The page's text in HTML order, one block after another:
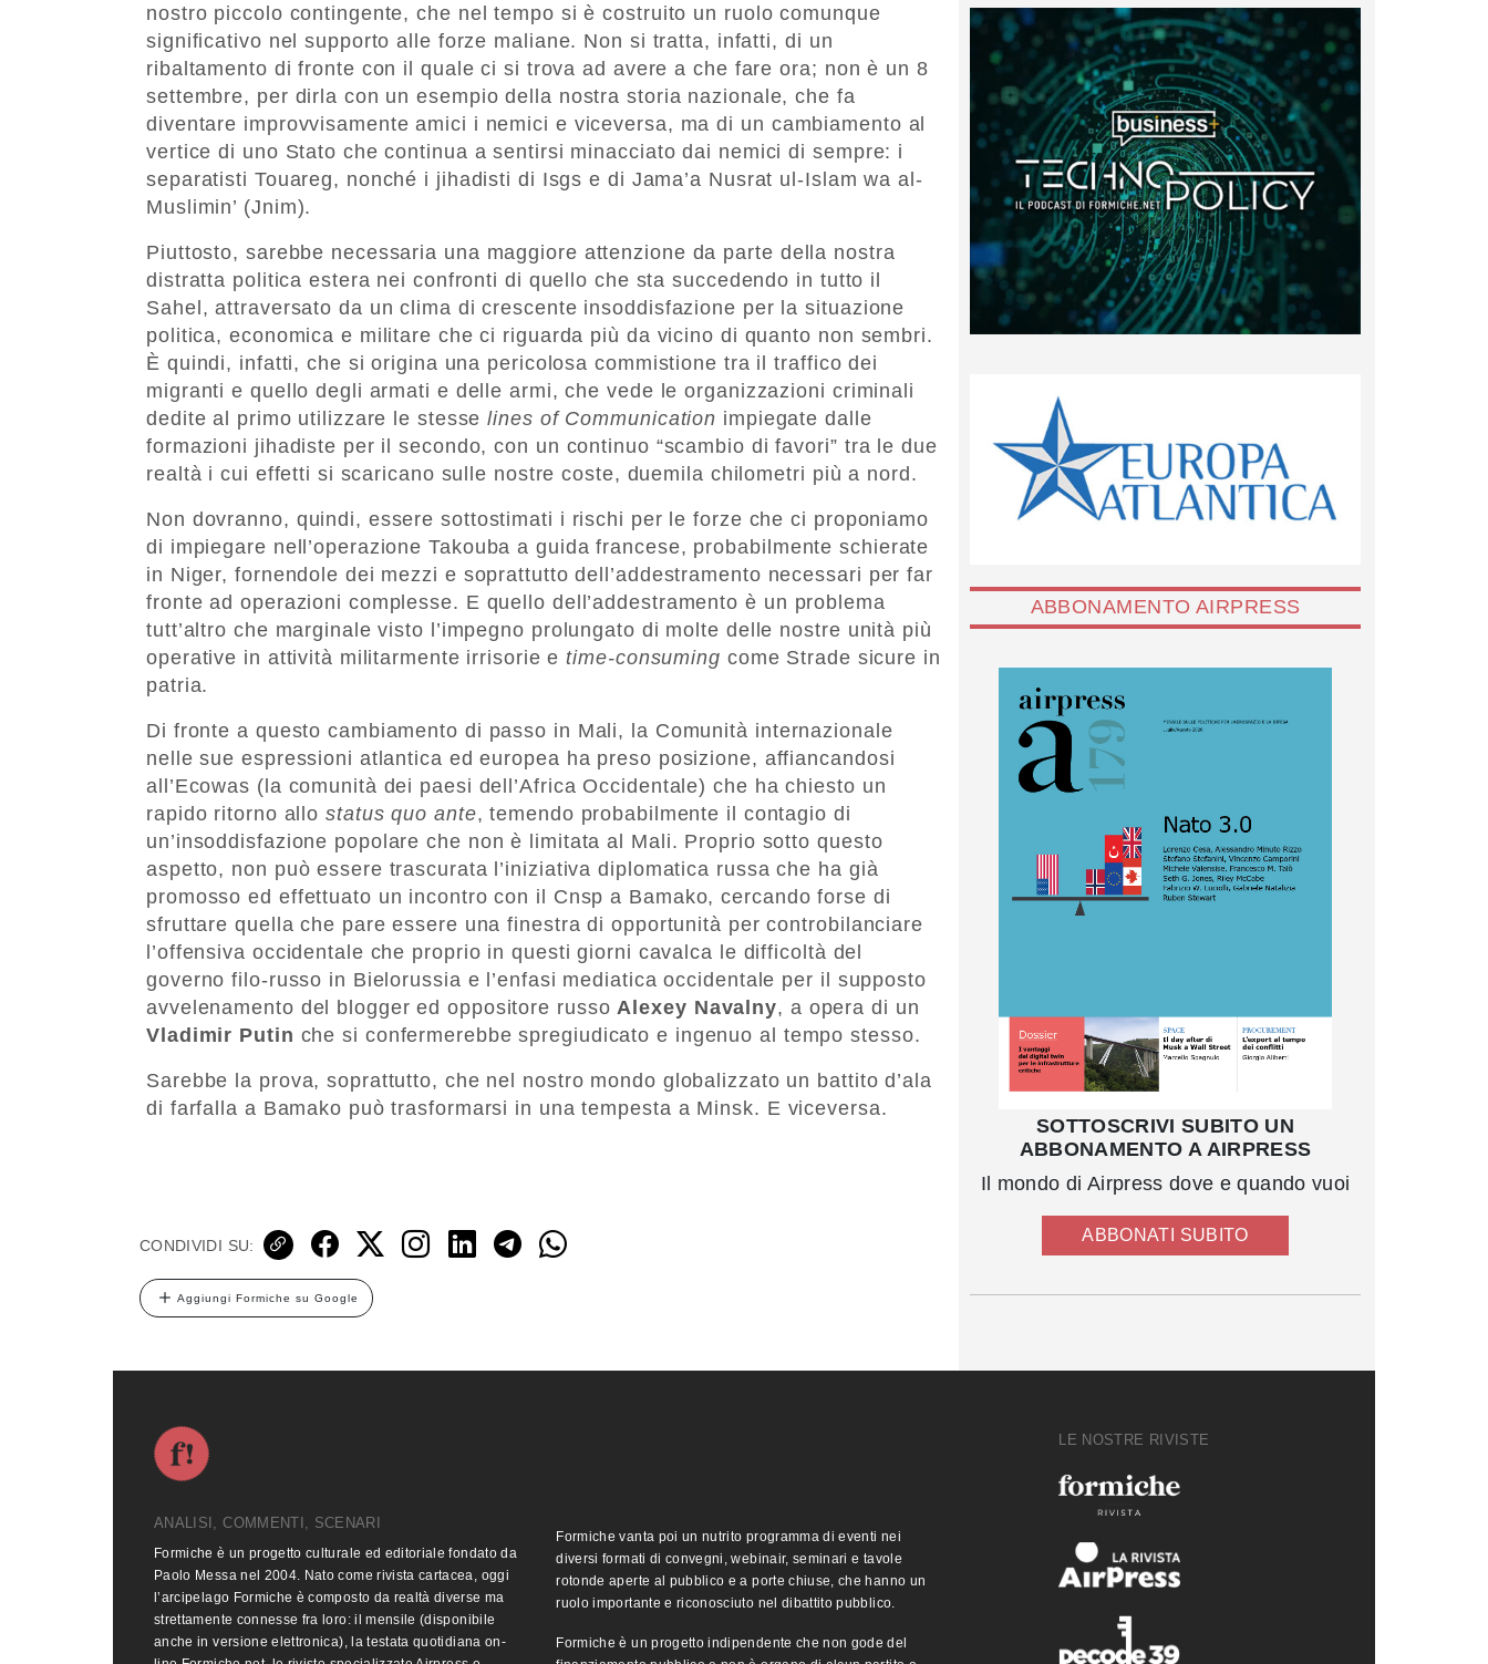
nostro piccolo contingente, che nel tempo si è costruito un ruolo comunque
significativo nel supporto alle forze maliane. Non si tratta, infatti, di un
ribaltamento di fronte con il quale ci si trova ad avere a che fare ora; non è un 8
settembre, per dirla con un esempio della nostra storia nazionale, che fa
diventare improvvisamente amici i nemici e viceversa, ma di un cambiamento al
vertice di uno Stato che continua a sentirsi minacciato dai nemici di sempre: i
separatisti Touareg, nonché i jihadisti di Isgs e di Jama’a Nusrat ul-Islam wa al-
Muslimin’ (Jnim).
Piuttosto, sarebbe necessaria una maggiore attenzione da parte della nostra
distratta politica estera nei confronti di quello che sta succedendo in tutto il
Sahel, attraversato da un clima di crescente insoddisfazione per la situazione
politica, economica e militare che ci riguarda più da vicino di quanto non sembri.
È quindi, infatti, che si origina una pericolosa commistione tra il traffico dei
migranti e quello degli armati e delle armi, che vede le organizzazioni criminali
dedite al primo utilizzare le stesselines of Communication impiegate dalle
formazioni jihadiste per il secondo, con un continuo “scambio di favori” tra le due
realtà i cui effetti si scaricano sulle nostre coste, duemila chilometri più a nord.
Non dovranno, quindi, essere sottostimati i rischi per le forze che ci proponiamo
di impiegare nell’operazione Takouba a guida francese, probabilmente schierate
in Niger, fornendole dei mezzi e soprattutto dell’addestramento necessari per far
fronte ad operazioni complesse. E quello dell’addestramento è un problema
tutt’altro che marginale visto l’impegno prolungato di molte delle nostre unità più
operative in attività militarmente irrisorie etime-consuming come Strade sicure in
patria.
Di fronte a questo cambiamento di passo in Mali, la Comunità internazionale
nelle sue espressioni atlantica ed europea ha preso posizione, affiancandosi
all’Ecowas (la comunità dei paesi dell’Africa Occidentale) che ha chiesto un
rapido ritorno allo status quo ante, temendo probabilmente il contagio di
un’insoddisfazione popolare che non è limitata al Mali. Proprio sotto questo
aspetto, non può essere trascurata l’iniziativa diplomatica russa che ha già
promosso ed effettuato un incontro con il Cnsp a Bamako, cercando forse di
sfruttare quella che pare essere una finestra di opportunità per controbilanciare
l’offensiva occidentale che proprio in questi giorni cavalca le difficoltà del
governo filo-russo in Bielorussia e l’enfasi mediatica occidentale per il supposto
avvelenamento del blogger ed oppositore russo Alexey Navalny, a opera di un
Vladimir Putin che si confermerebbe spregiudicato e ingenuo al tempo stesso.
Sarebbe la prova, soprattutto, che nel nostro mondo globalizzato un battito d’ala
di farfalla a Bamako può trasformarsi in una tempesta a Minsk. E viceversa.
CONDIVIDI SU:
Aggiungi Formiche su Google
ABBONAMENTO AIRPRESS
SOTTOSCRIVI SUBITO UN
ABBONAMENTO A AIRPRESS
Il mondo di Airpress dove e quando vuoi
ABBONATI SUBITO
ANALISI, COMMENTI, SCENARI
Formiche è un progetto culturale ed editoriale fondato da
Paolo Messa nel 2004. Nato come rivista cartacea, oggi
l’arcipelago Formiche è composto da realtà diverse ma
strettamente connesse fra loro: il mensile (disponibile
anche in versione elettronica), la testata quotidiana on-
Formiche vanta poi un nutrito programma di eventi nei
diversi formati di convegni, webinair, seminari e tavole
rotonde aperte al pubblico e a porte chiuse, che hanno un
ruolo importante e riconosciuto nel dibattito pubblico.
Formiche è un progetto indipendente che non gode del
LE NOSTRE RIVISTE